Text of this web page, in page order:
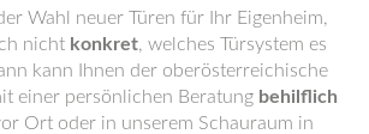
Wahl neuer Türen für Ihr Eigenheim,
nicht konkret, welches Türsystem es
kann Ihnen der oberösterreichische
einer persönlichen Beratung behilflich
Ort oder in unserem Schauraum in